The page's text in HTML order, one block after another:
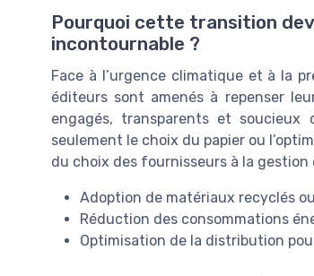
Pourquoi cette transition
incontournable ?
Face à l’urgence climatique et à la
éditeurs sont amenés à repenser
engagés, transparents et
seulement le choix du papier ou
du choix des fournisseurs à la gestion
Adoption de matériaux recyclés
Réduction des consommations
Optimisation de la distribution